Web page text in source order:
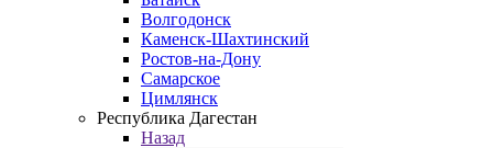
Волгодонск
Каменск-Шахтинский
Ростов-на-Дону
Самарское
Цимлянск
Республика Дагестан
Назад